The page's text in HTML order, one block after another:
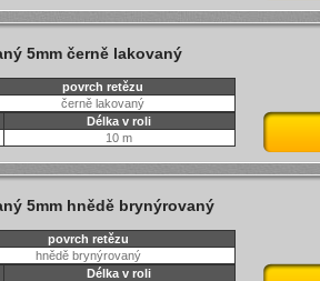
5mm černě lakovaný
povrch retězu
černě lakovaný
Délka v roli
10 m
5mm hnědě brynýrovaný
povrch retězu
hnědě brynýrovaný
Délka v roli